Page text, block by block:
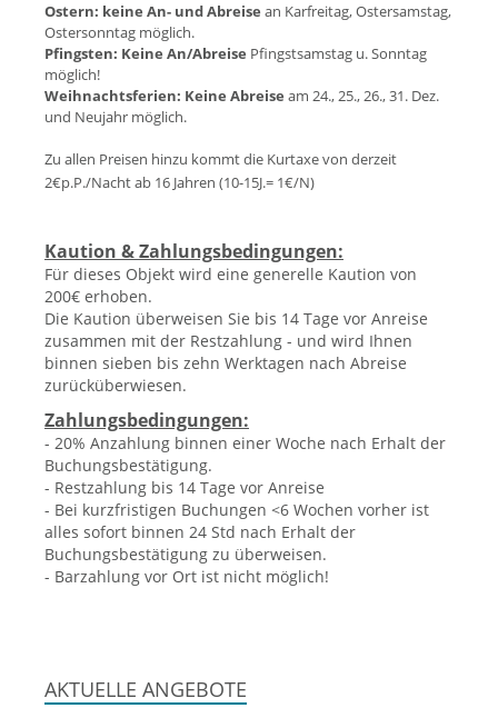
Ostern: keine An- und Abreise an Karfreitag, Ostersamstag,
Ostersonntag möglich.
Pfingsten: Keine An/Abreise Pfingstsamstag u. Sonntag
möglich!
Weihnachtsferien: Keine Abreise am 24., 25., 26., 31. Dez.
und Neujahr möglich.
Zu allen Preisen hinzu kommt die Kurtaxe von derzeit
2€p.P./Nacht ab 16 Jahren (10-15J.= 1€/N)
Kaution & Zahlungsbedingungen:
Für dieses Objekt wird eine generelle Kaution von
200€ erhoben.
Die Kaution überweisen Sie bis 14 Tage vor Anreise
zusammen mit der Restzahlung - und wird Ihnen
binnen sieben bis zehn Werktagen nach Abreise
zurücküberwiesen.
Zahlungsbedingungen:
- 20% Anzahlung binnen einer Woche nach Erhalt der
Buchungsbestätigung.
- Restzahlung bis 14 Tage vor Anreise
- Bei kurzfristigen Buchungen <6 Wochen vorher ist
alles sofort binnen 24 Std nach Erhalt der
Buchungsbestätigung zu überweisen.
- Barzahlung vor Ort ist nicht möglich!
AKTUELLE ANGEBOTE